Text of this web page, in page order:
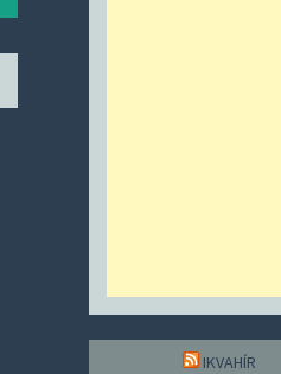
IKVAHÍR